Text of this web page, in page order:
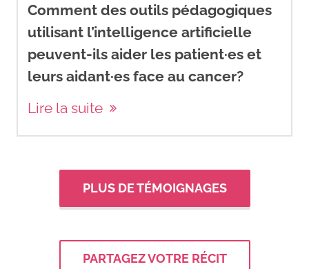
Comment des outils pédagogiques
utilisant l’intelligence artificielle
peuvent-ils aider les patient·es et
leurs aidant·es face au cancer?
Lire la suite
PLUS DE TÉMOIGNAGES
PARTAGEZ VOTRE RÉCIT